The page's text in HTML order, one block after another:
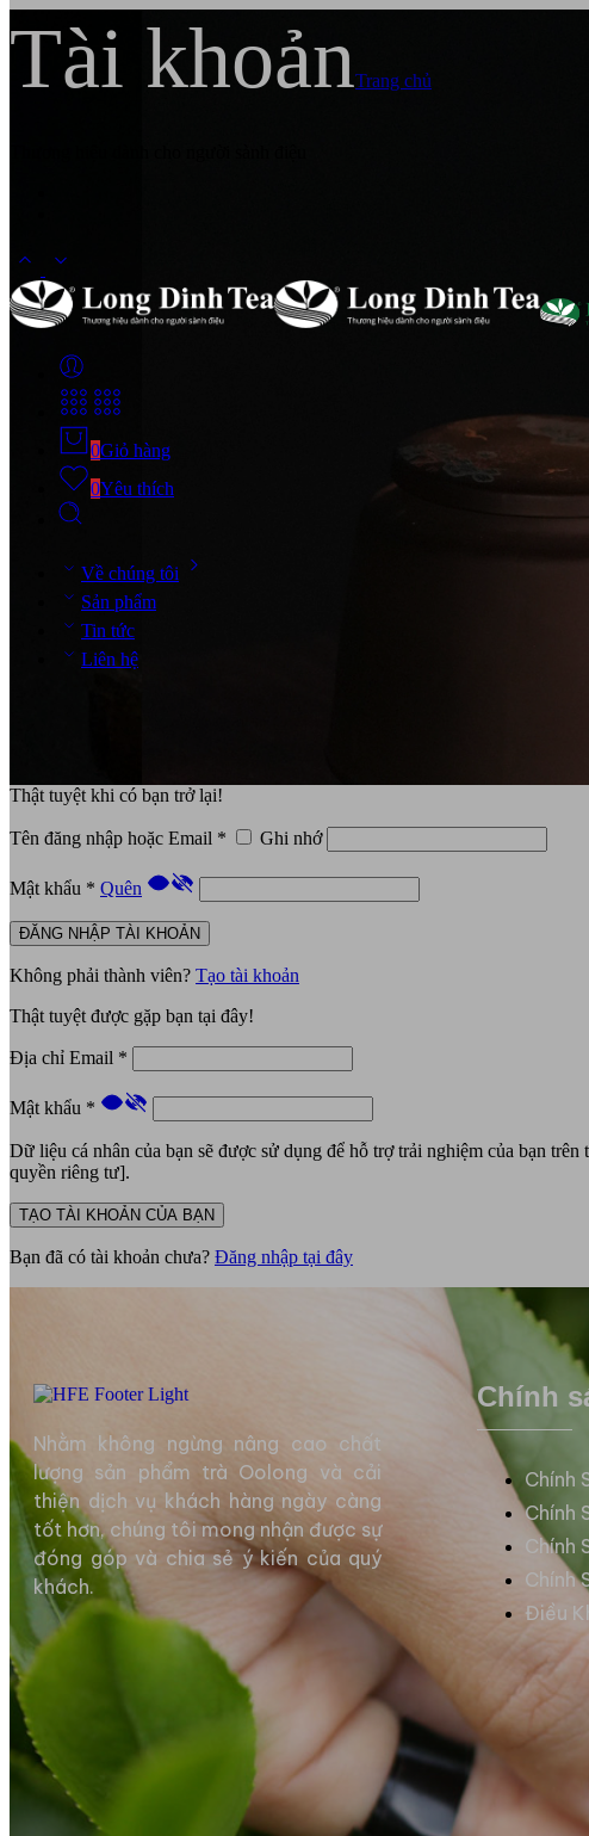
0Giỏ hàng
0Yêu thích
Về chúng tôi
Sản phẩm
Tin tức
Liên hệ
Tài khoảnTrang chủ
Thật tuyệt khi có bạn trở lại!
Tên đăng nhập hoặc Email * Ghi nhớ
Mật khẩu * Quên
ĐĂNG NHẬP TÀI KHOẢN
Không phải thành viên? Tạo tài khoản
Thật tuyệt được gặp bạn tại đây!
Địa chỉ Email *
Mật khẩu *
Dữ liệu cá nhân của bạn sẽ được sử dụng để hỗ trợ trải nghiệm của bạn
quyền riêng tư].
TẠO TÀI KHOẢN CỦA BẠN
Bạn đã có tài khoản chưa? Đăng nhập tại đây
Nhằm không ngừng nâng cao chất
lượng sản phẩm trà Oolong và cải
thiện dịch vụ khách hàng ngày càng
tốt hơn, chúng tôi mong nhận được sự
đóng góp và chia sẻ ý kiến của quý
khách.
Chính
Chính
Chính
Chính
Chính
Điều